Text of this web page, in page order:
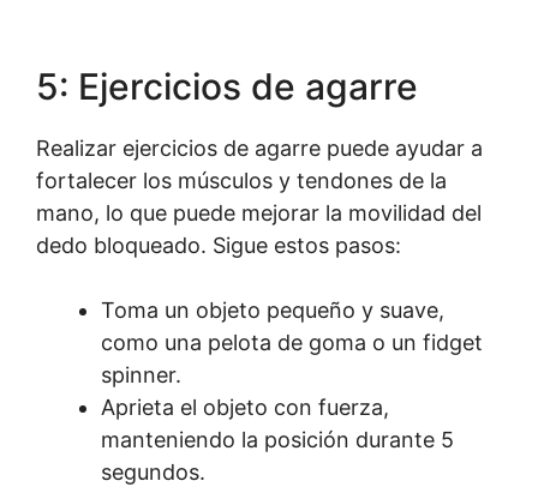
5: Ejercicios de agarre
Realizar ejercicios de agarre puede ayudar a
fortalecer los músculos y tendones de la
mano, lo que puede mejorar la movilidad del
dedo bloqueado. Sigue estos pasos:
Toma un objeto pequeño y suave,
como una pelota de goma o un fidget
spinner.
Aprieta el objeto con fuerza,
manteniendo la posición durante 5
segundos.